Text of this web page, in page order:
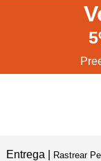
Entrega | Rastrear